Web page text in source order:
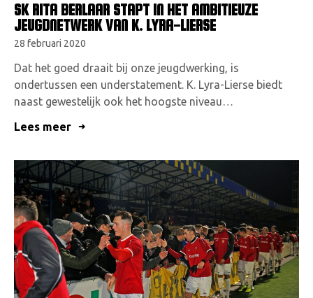
SK RITA BERLAAR STAPT IN HET AMBITIEUZE
JEUGDNETWERK VAN K. LYRA-LIERSE
28 februari 2020
Dat het goed draait bij onze jeugdwerking, is
ondertussen een understatement. K. Lyra-Lierse biedt
naast gewestelijk ook het hoogste niveau…
Lees meer